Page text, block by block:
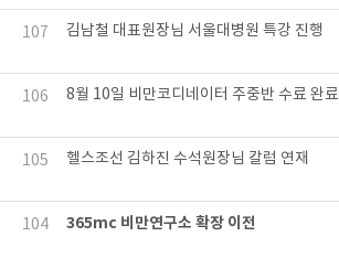
107 김남철 대표원장님 서울대병원 특강 진행
106 8월 10일 비만코디네이터 주중반 수료 완료
105 헬스조선 김하진 수석원장님 칼럼 연재
104 365mc 비만연구소 확장 이전